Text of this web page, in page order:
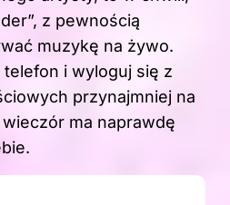
z pewnością
muzykę na żywo.
telefon i wyloguj się z
przynajmniej na
ma naprawdę